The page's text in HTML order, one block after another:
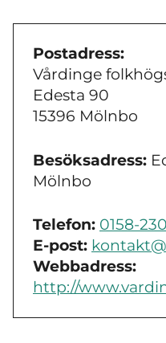
Postadress:
Vårdinge
Edesta 90
15396 Mölnbo
Besöksadress:
Mölnbo
Telefon: 0158-
E-post:
Webbadress:
http://